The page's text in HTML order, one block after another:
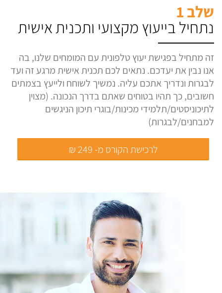
שלב 1
נתחיל בייעוץ מקצועי ותכנית אישית
זה מתחיל בפגישת יעוץ טלפונית עם המומחים שלנו, בה
אנו נבין את יעדכם. נתאים לכם תכנית אישית מרגע זה ועד
לבגרות ונדריך אתכם עליה. נמשיך לשוחח ולייעץ בצמתים
חשובים, כך תהיו בטוחים שאתם בדרך הנכונה. (מצוין
לתיכוניסטים/תלמידי מכינות/בוגרי תיכון הניגשים
למבחנים/לבגרות)
לרכישת הקורס מ- 249 ₪